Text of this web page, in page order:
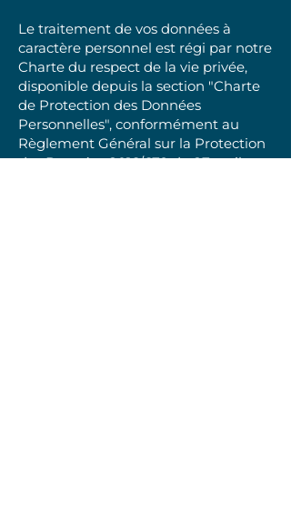
Le traitement de vos données à
caractère personnel est régi par notre
Charte du respect de la vie privée,
disponible depuis la section "Charte
de Protection des Données
Personnelles", conformément au
Règlement Général sur la Protection
des Données 2016/679 du 27 avril